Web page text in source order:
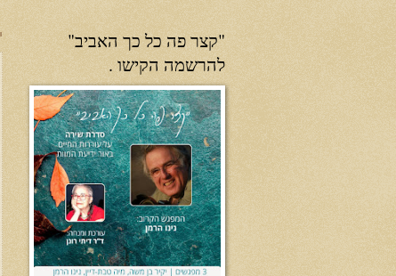
"קצר פה כל כך האביב"
להרשמה הקישו .